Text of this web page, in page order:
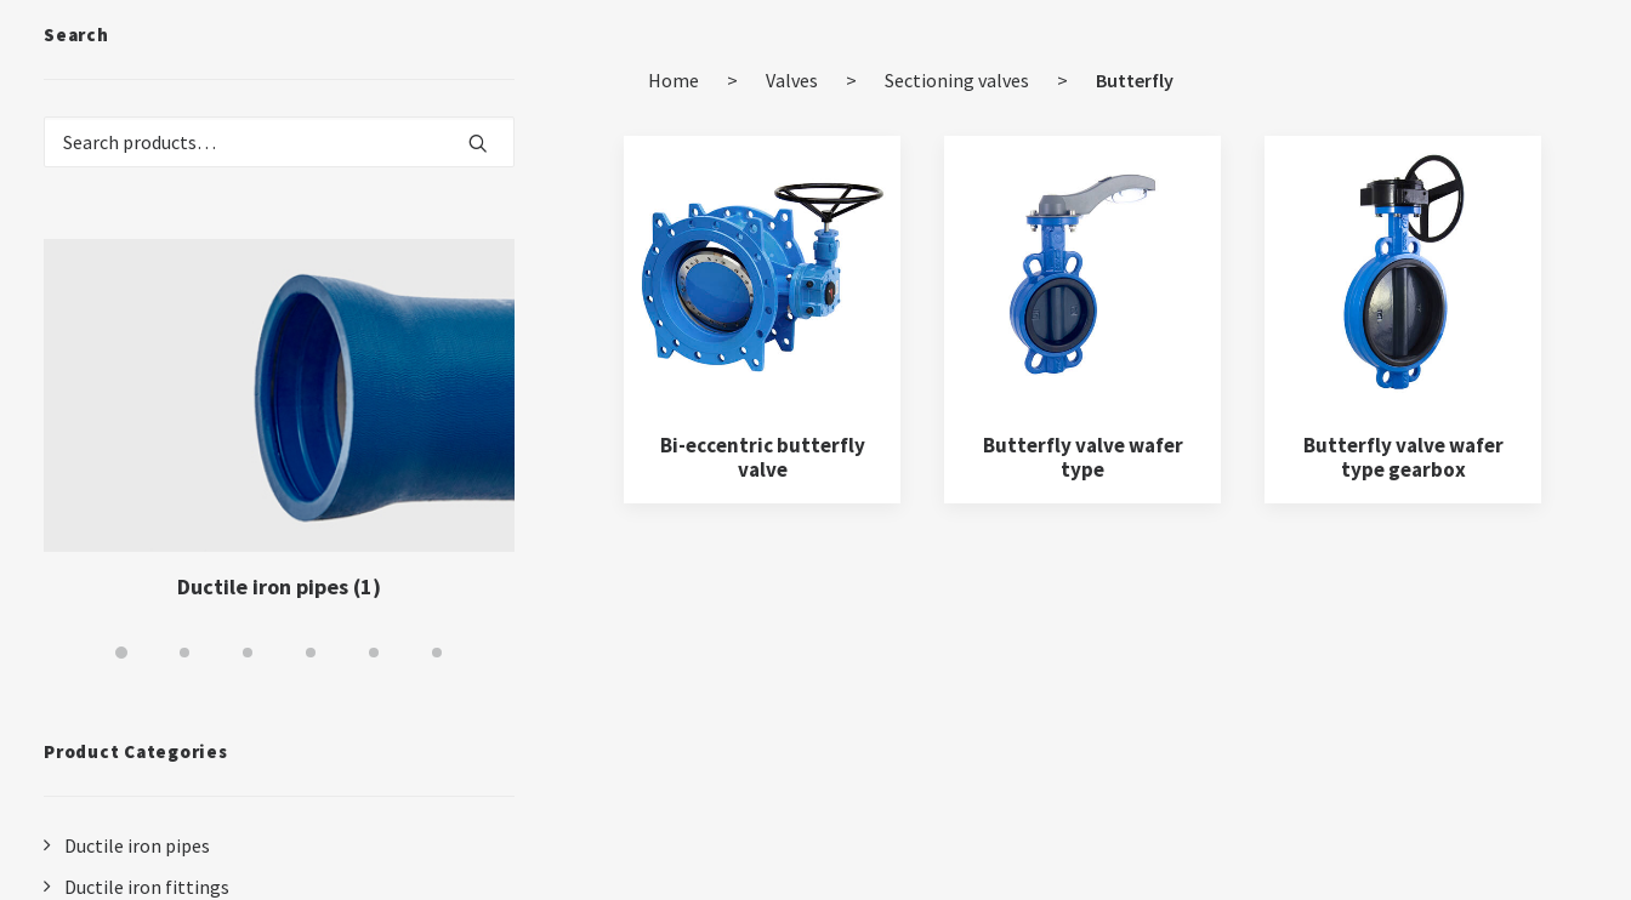
Search
Search
Ductile iron pipes (1)
Product Categories
Ductile iron pipes
Ductile iron fittings
Home > Valves > Sectioning valves > Butterfly
Bi-eccentric butterfly
valve
Butterfly valve wafer
type
Butterfly valve wafer
type gearbox